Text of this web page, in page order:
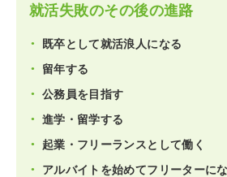
就活失敗のその後の進路
既卒として就活浪人になる
留年する
公務員を目指す
進学・留学する
起業・フリーランスとして働く
アルバイトを始めてフリーターに